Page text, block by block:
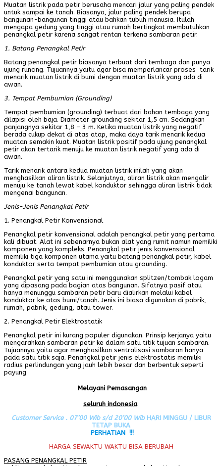
Muatan listrik pada petir berusaha mencari jalur yang paling pendek
untuk sampai ke tanah. Biasanya, jalur paling pendek berupa
bangunan-bangunan tinggi atau bahkan tubuh manusia. Itulah
mengapa gedung yang tinggi atau rumah bertingkat membutuhkan
penangkal petir karena sangat rentan terkena sambaran petir.
1. Batang Penangkal Petir
Batang penangkal petir biasanya terbuat dari tembaga dan punya
ujung runcing. Tujuannya yaitu agar bisa memperlancar proses tarik
menarik muatan listrik di bumi dengan muatan listrik yang ada di
awan.
3. Tempat Pembumian (Grounding)
Tempat pembumian (grounding) terbuat dari bahan tembaga yang
dilapisi oleh baja. Diameter grounding sekitar 1,5 cm. Sedangkan
panjangnya sekitar 1,8 – 3 m. Ketika muatan listrik yang negatif
berada cukup dekat di atas atap, maka daya tarik menarik kedua
muatan semakin kuat. Muatan listrik positif pada ujung penangkal
petir akan tertarik menuju ke muatan listrik negatif yang ada di
awan.
Tarik menarik antara kedua muatan listrik inilah yang akan
menghasilkan aliran listrik. Selanjutnya, aliran listrik akan mengalir
menuju ke tanah lewat kabel konduktor sehingga aliran listrik tidak
mengenai bangunan.
Jenis-Jenis Penangkal Petir
1. Penangkal Petir Konvensional
Penangkal petir konvensional adalah penangkal petir yang pertama
kali dibuat. Alat ini sebenarnya bukan alat yang rumit namun memiliki
komponen yang kompleks. Penangkal petir jenis konvensional
memiliki tiga komponen utama yaitu batang penangkal petir, kabel
konduktor serta tempat pembumian atau grounding.
Penangkal petir yang satu ini menggunakan splitzen/tombak logam
yang dipasang pada bagian atas bangunan. Sifatnya pasif atau
hanya menunggu sambaran petir baru dialirkan melalui kabel
konduktor ke atas bumi/tanah. Jenis ini biasa digunakan di pabrik,
rumah, pabrik, gedung, atau tower.
2. Penangkal Petir Elektrostatik
Penangkal petir ini kurang populer digunakan. Prinsip kerjanya yaitu
mengarahkan sambaran petir ke dalam satu titik tujuan sambaran.
Tujuannya yaitu agar menghasilkan sentralisasi sambaran hanya
pada satu titik saja. Penangkal petir jenis elektrostatis memiliki
radius perlindungan yang jauh lebih besar dan berbentuk seperti
payung
Melayani Pemasangan
seluruh indonesia
Customer Service . 07’00 Wib s/d 20’00 WibHARI MINGGU / LIBUR
TETAP BUKA
PERHATIAN !!!
HARGA SEWAKTU WAKTU BISA BERUBAH
PASANG PENANGKAL PETIR